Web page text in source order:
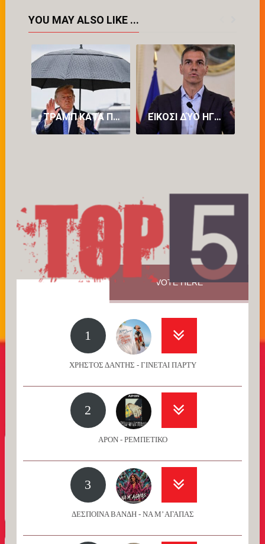
YOU MAY ALSO LIKE ...
ΤΡΑΜΠ ΚΑΤΆ ΠΕΤΡΕΛΑΪΚΏΝ: «ΒΓΆΖΟΥΝ ΥΠΕΡΒΟΛΙΚΆ ΠΟΛΛΆ ΧΡΉΜΑΤΑ» ΕΊΚΟΣΙ ΔΎΟ ΗΓΈΤΕΣ ΚΡΑΤΏΝ-ΜΕΛΏΝ ΤΗΣ ΕΥΡΏΠΗΣ ΕΝΑΝΤΊΟΝ ΤΟΥ ΠΈΔΡΟ ΣΆΝΤΣΕΘ
VOTE HERE
1
ΧΡΗΣΤΟΣ ΔΑΝΤΗΣ - ΓΙΝΕΤΑΙ ΠΑΡΤΥ
2
APON - ΡΕΜΠΕΤΙΚΟ
3
ΔΕΣΠΟΙΝΑ ΒΑΝΔΗ - ΝΑ Μ’ ΑΓΑΠΑΣ